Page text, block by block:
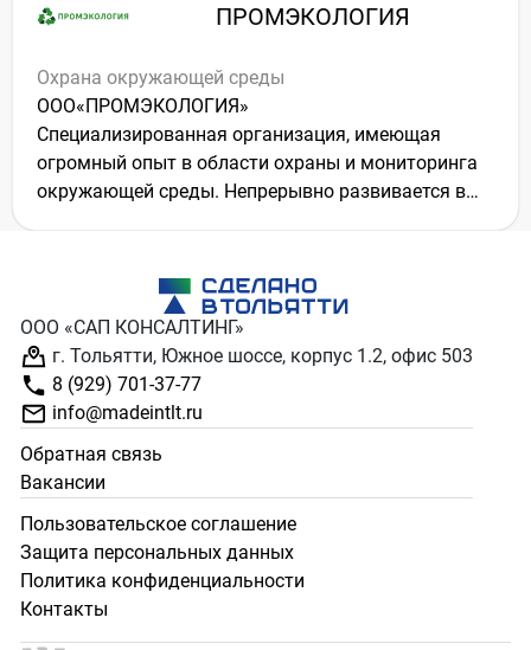
среды и человека от возможного негативного
чрезвычайных ситуаций природного и
техногенного характера и их последствий.
ПРОМЭКОЛОГИЯ
Охрана окружающей среды
ООО«ПРОМЭКОЛОГИЯ»
Специализированная организация, имеющая
огромный опыт в области охраны и мониторинга
окружающей среды. Непрерывно развивается в
переработке полимерных отходов и нефтешламов.
Основана в 2003 году.
ООО «ПРОМЭКОЛОГИЯ» имеет в распоряжении
химико – аналитическую Лабораторию.
20 апреля 2012 года Лаборатория получила
аккредитацию с присвоением регистрационного
номера РОСС RU.0001.518966.
Сотрудники Лаборатории имеют огромный опыт
работы и постоянно подтверждают свою
компетентность в соответствии с требованиями
Федеральных законов.
ООО «САП КОНСАЛТИНГ»
г. Тольятти, Южное шоссе, корпус 1.2, офис 503
8 (929) 701-37-77
info@madeintlt.ru
Обратная связь
Вакансии
Пользовательское соглашение
Защита персональных данных
Политика конфиденциальности
Контакты